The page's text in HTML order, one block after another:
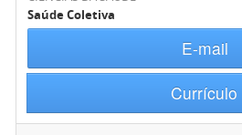
Saúde Coletiva
E-mail
Currículo